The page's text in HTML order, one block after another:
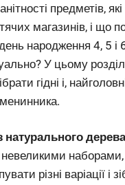
предметів,
магазинів, і що
народження 4, 5 і
У цьому
гідні і,
натурального
різні варіації і